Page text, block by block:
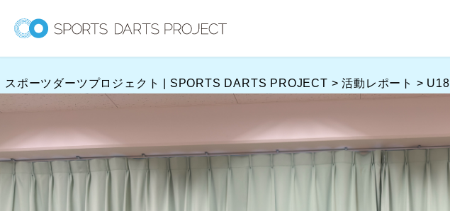
キスポーツダーツプロジェクト | SPORTS DARTS PROJECT >活動レポート > U18